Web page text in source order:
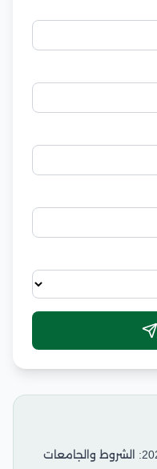
تجسير من دبلوم إلى بكالوريوس 2027: الشروط والجامعات